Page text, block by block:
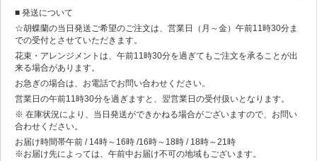
■ 発送について
☆胡蝶蘭の当日発送ご希望のご注文は、営業日（月～金）午前11時30分ま
での受付とさせていただきます。
花束・アレンジメントは、午前11時30分を過ぎてもご注文を承ることが出
来る場合があります。
お急ぎの場合は、お電話でお問い合わせください。
営業日の午前11時30分を過ぎますと、翌営業日の受付扱いとなります。
※ 在庫状況により、当日発送ができかねる場合がございますので、お問い
合わせください。
お届け時間帯午前 / 14時～16時 /16時～18時 / 18時～21時
※お届け先によっては、午前中お届け不可の地域もございます。